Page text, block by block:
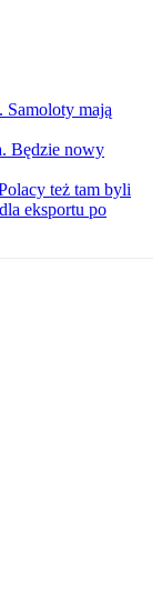
Samoloty mają
Będzie nowy
też tam byli
eksportu po